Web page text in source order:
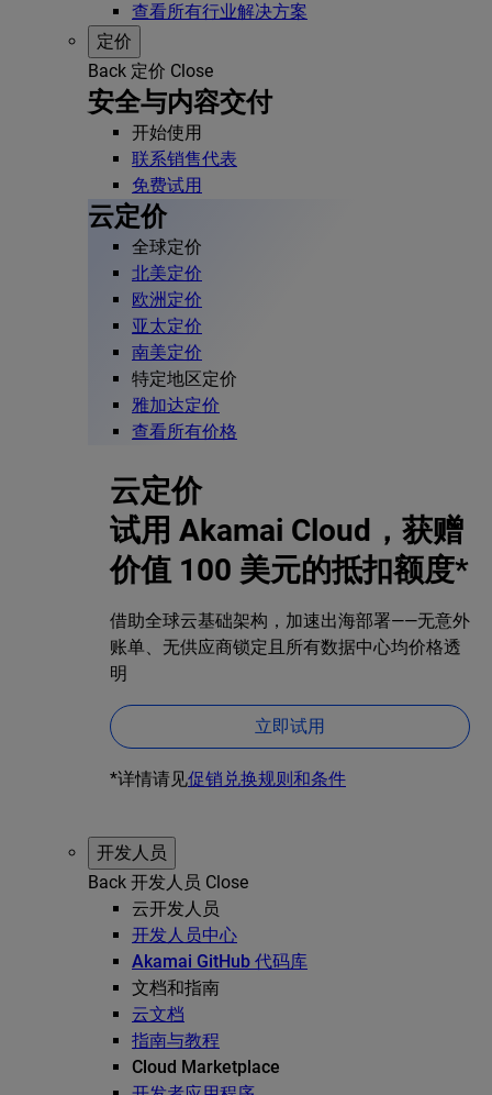
查看所有行业解决方案
定价
Back 定价 Close
安全与内容交付
开始使用
联系销售代表
免费试用
云定价
全球定价
北美定价
欧洲定价
亚太定价
南美定价
特定地区定价
雅加达定价
查看所有价格
云定价
试用 Akamai Cloud，获赠
价值 100 美元的抵扣额度*
借助全球云基础架构，加速出海部署——无意外
账单、无供应商锁定且所有数据中心均价格透
明
立即试用
*详情请见促销兑换规则和条件
开发人员
Back 开发人员 Close
云开发人员
开发人员中心
Akamai GitHub 代码库
文档和指南
云文档
指南与教程
Cloud Marketplace